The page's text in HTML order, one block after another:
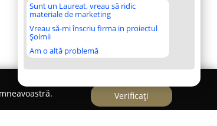
Sunt un Laureat, vreau să ridic
materiale de marketing
Vreau să-mi înscriu firma in proiectul
Șoimii
Am o altă problemă
Verificați